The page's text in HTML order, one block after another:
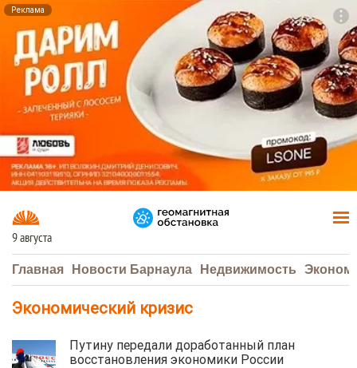
Реклама
9 августа
Главная Новости Барнаула Недвижимость
Экономический кризис
Путину передали доработанный план
восстановления экономики России